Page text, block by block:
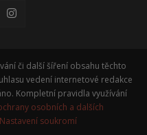
či další šíření obsahu těchto
vedení internetové redakce
Kompletní pravidla využívání
osobních a dalších
Nastavení soukromí